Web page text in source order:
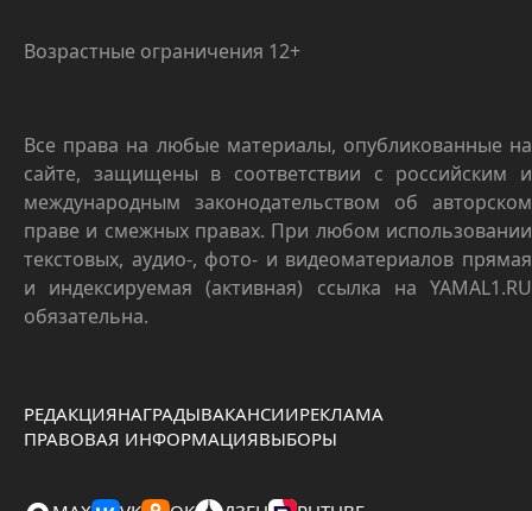
Возрастные ограничения 12+
Все права на любые материалы, опубликованные на
сайте, защищены в соответствии с российским и
международным законодательством об авторском
праве и смежных правах. При любом использовании
текстовых, аудио-, фото- и видеоматериалов прямая
и индексируемая (активная) ссылка на YAMAL1.RU
обязательна.
РЕДАКЦИЯНАГРАДЫВАКАНСИИРЕКЛАМА
ПРАВОВАЯ ИНФОРМАЦИЯВЫБОРЫ